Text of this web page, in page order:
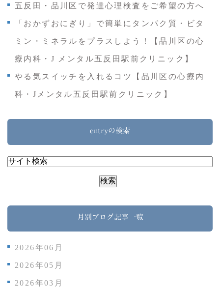
五反田・品川区で発達心理検査をご希望の方へ
「おかずおにぎり」で簡単にタンパク質・ビタ
ミン・ミネラルをプラスしよう！【品川区の心
療内科・J メンタル五反田駅前クリニック】
やる気スイッチを入れるコツ【品川区の心療内
科・Jメンタル五反田駅前クリニック】
entryの検索
月別ブログ記事一覧
2026年06月
2026年05月
2026年03月